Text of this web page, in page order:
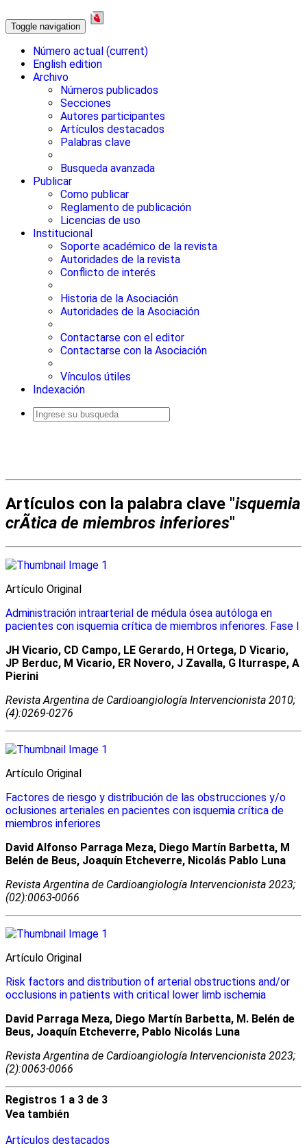
Toggle navigation
Número actual (current)
English edition
Archivo
Números publicados
Secciones
Autores participantes
Artículos destacados
Palabras clave
Busqueda avanzada
Publicar
Como publicar
Reglamento de publicación
Licencias de uso
Institucional
Soporte académico de la revista
Autoridades de la revista
Conflicto de interés
Historia de la Asociación
Autoridades de la Asociación
Contactarse con el editor
Contactarse con la Asociación
Vínculos útiles
Indexación
Artículos con la palabra clave "isquemia
crÃ­tica de miembros inferiores"
Artículo Original
Administración intraarterial de médula ósea autóloga en
pacientes con isquemia crítica de miembros inferiores. Fase I
JH Vicario, CD Campo, LE Gerardo, H Ortega, D Vicario,
JP Berduc, M Vicario, ER Novero, J Zavalla, G Iturraspe, A
Pierini
Revista Argentina de Cardioangiologí­a Intervencionista 2010;
(4):0269-0276
Artículo Original
Factores de riesgo y distribución de las obstrucciones y/o
oclusiones arteriales en pacientes con isquemia crítica de
miembros inferiores
David Alfonso Parraga Meza, Diego Martín Barbetta, M
Belén de Beus, Joaquín Etcheverre, Nicolás Pablo Luna
Revista Argentina de Cardioangiologí­a Intervencionista 2023;
(02):0063-0066
Artículo Original
Risk factors and distribution of arterial obstructions and/or
occlusions in patients with critical lower limb ischemia
David Parraga Meza, Diego Martín Barbetta, M. Belén de
Beus, Joaquín Etcheverre, Pablo Nicolás Luna
Revista Argentina de Cardioangiologí­a Intervencionista 2023;
(2):0063-0066
Registros 1 a 3 de 3
Vea también
Artículos destacados